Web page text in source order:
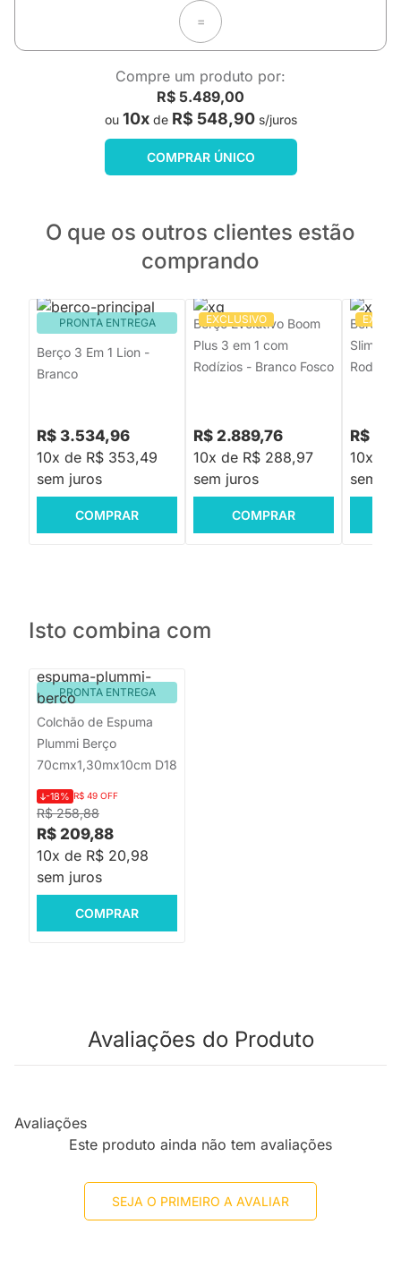
=
Compre um produto por:
R$ 5.489,00
ou 10xde R$ 548,90s/juros
COMPRAR ÚNICO
O que os outros clientes estão
comprando
PRONTA ENTREGA
Berço 3 Em 1 Lion -
Branco
R$ 3.534,96
10x de R$ 353,49
sem juros
COMPRAR
EXCLUSIVO
Berço Evolutivo Boom
Plus 3 em 1 com
Rodízios - Branco Fosco
R$ 2.889,76
10x de R$ 288,97
sem juros
COMPRAR
Berço
Slim 3
R$
10x de
sem
Isto combina com
PRONTA ENTREGA
Colchão de Espuma
Plummi Berço
70cmx1,30mx10cm D18
R$ 258,88
-18% R$ 49 OFF
R$ 209,88
10x de R$ 20,98
sem juros
COMPRAR
Avaliações do Produto
Avaliações
Este produto ainda não tem avaliações
SEJA O PRIMEIRO A AVALIAR